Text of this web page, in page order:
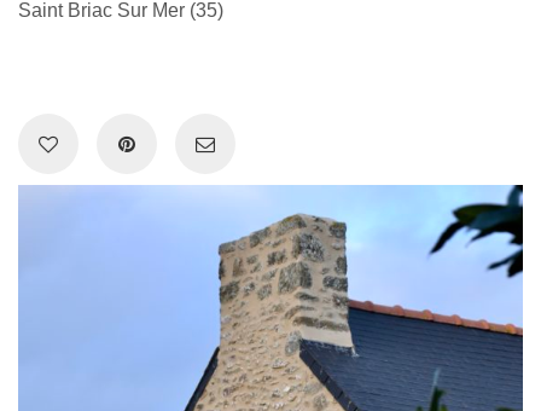
Saint Briac Sur Mer (35)